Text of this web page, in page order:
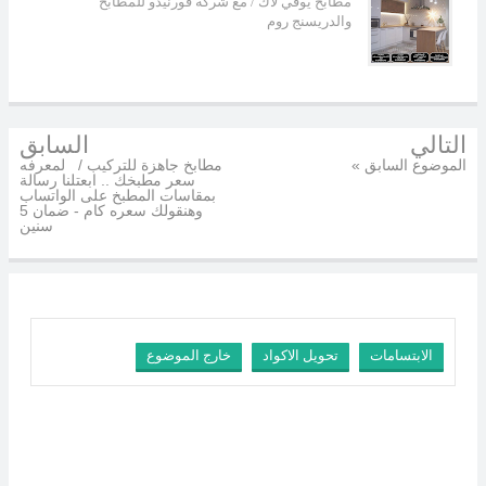
والدريسنج روم
التالي
« الموضوع السابق
السابق
مطابخ جاهزة للتركيب / لمعرفه
سعر مطبخك .. ابعتلنا رسالة
بمقاسات المطبخ على الواتساب
وهنقولك سعره كام - ضمان 5
سنين
خارج الموضوع تحويل الاكواد الابتسامات